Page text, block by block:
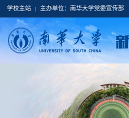
学校主站 | 主办单位：南华大学党委宣传部